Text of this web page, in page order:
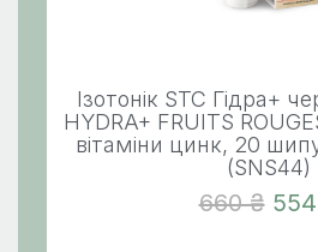
Ізотонік STC Гідра+
HYDRA+ FRUITS
вітаміни цинк, 20
(SNS44)
660 ₴